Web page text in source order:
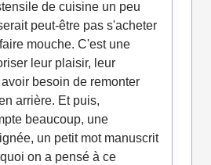
de cuisine un peu
peut-être pas s'acheter
mouche. C'est une
leur plaisir, leur
besoin de remonter
arrière. Et puis,
beaucoup, une
un petit mot manuscrit
on a pensé à ce